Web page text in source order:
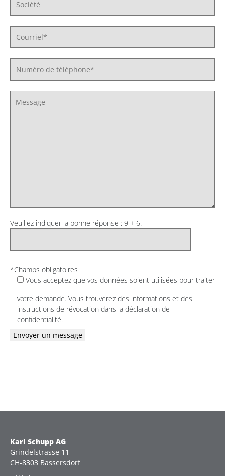
Veuillez indiquer la bonne réponse : 9 + 6.
*Champs obligatoires
Vous acceptez que vos données soient utilisées pour traiter
votre demande. Vous trouverez des informations et des
instructions de révocation dans la déclaration de
confidentialité.
Veuillez
Karl Schupp AG
Grindelstrasse 11
CH-8303 Bassersdorf